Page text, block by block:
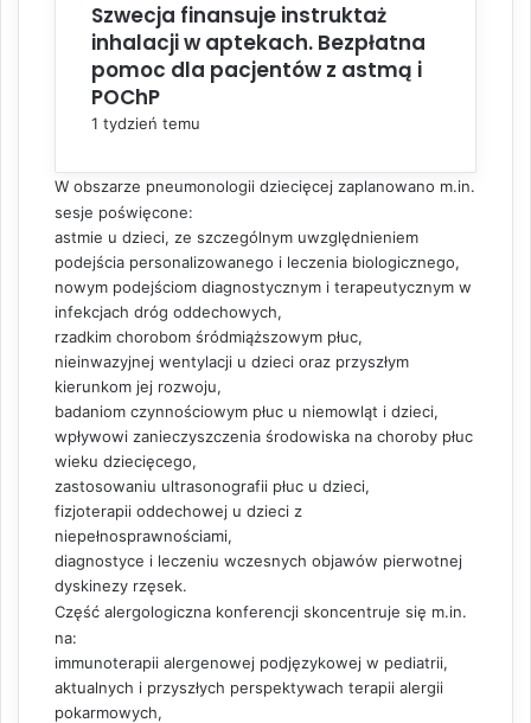
Szwecja finansuje instruktaż
inhalacji w aptekach. Bezpłatna
pomoc dla pacjentów z astmą i
POChP
1 tydzień temu
W obszarze pneumonologii dziecięcej zaplanowano m.in.
sesje poświęcone:
astmie u dzieci, ze szczególnym uwzględnieniem
podejścia personalizowanego i leczenia biologicznego,
nowym podejściom diagnostycznym i terapeutycznym w
infekcjach dróg oddechowych,
rzadkim chorobom śródmiąższowym płuc,
nieinwazyjnej wentylacji u dzieci oraz przyszłym
kierunkom jej rozwoju,
badaniom czynnościowym płuc u niemowląt i dzieci,
wpływowi zanieczyszczenia środowiska na choroby płuc
wieku dziecięcego,
zastosowaniu ultrasonografii płuc u dzieci,
fizjoterapii oddechowej u dzieci z
niepełnosprawnościami,
diagnostyce i leczeniu wczesnych objawów pierwotnej
dyskinezy rzęsek.
Część alergologiczna konferencji skoncentruje się m.in.
na:
immunoterapii alergenowej podjęzykowej w pediatrii,
aktualnych i przyszłych perspektywach terapii alergii
pokarmowych,